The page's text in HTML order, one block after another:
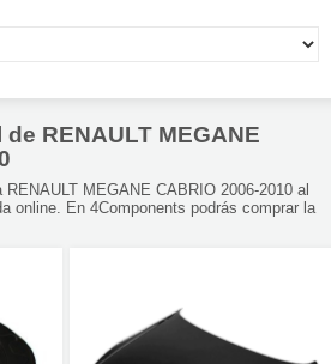
RENAULT MEGANE
MEGANE CABRIO 2006-2010 al
online. En 4Components podrás comprar la